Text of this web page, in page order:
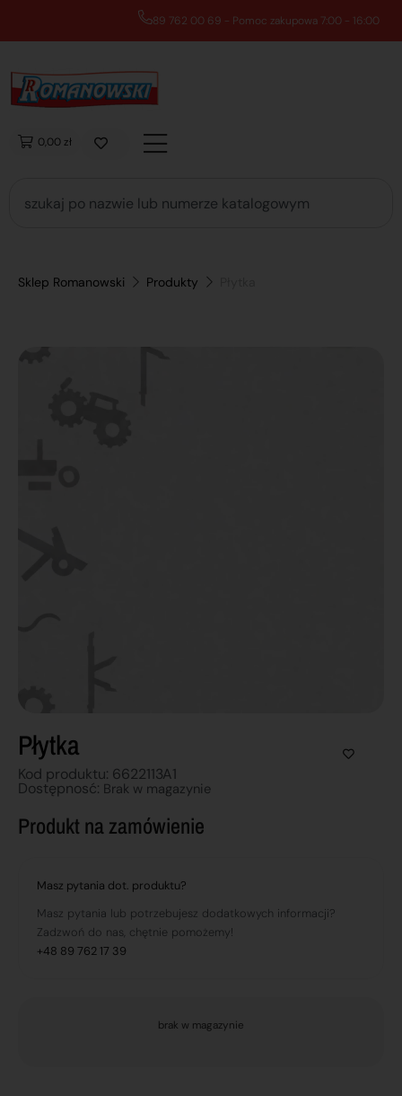
89 762 00 69 - Pomoc zakupowa 7:00 - 16:00
0,00 zł
Sklep Romanowski Produkty
Płytka
Kod produktu: 6622113A1
Dostępnosć: Brak w magazynie
Produkt na zamówienie
Masz pytania dot. produktu?
Masz pytania lub potrzebujesz dodatkowych informacji?
Zadzwoń do nas, chętnie pomożemy!
+48 89 762 17 39
brak w magazynie